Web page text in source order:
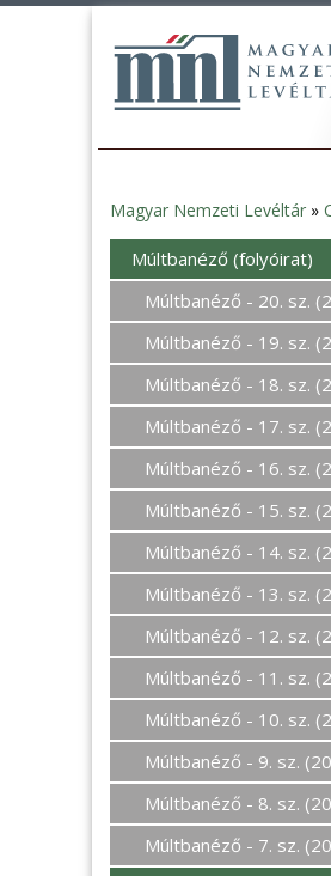
Jelenlegi
hely
Magyar Nemzeti Levéltár »
Múltbanéző (folyóirat)
Múltbanéző - 20. sz.
Múltbanéző - 19. sz.
Múltbanéző - 18. sz.
Múltbanéző - 17. sz.
Múltbanéző - 16. sz.
Múltbanéző - 15. sz.
Múltbanéző - 14. sz.
Múltbanéző - 13. sz.
Múltbanéző - 12. sz.
Múltbanéző - 11. sz.
Múltbanéző - 10. sz.
Múltbanéző - 9. sz.
Múltbanéző - 8. sz.
Múltbanéző - 7. sz.